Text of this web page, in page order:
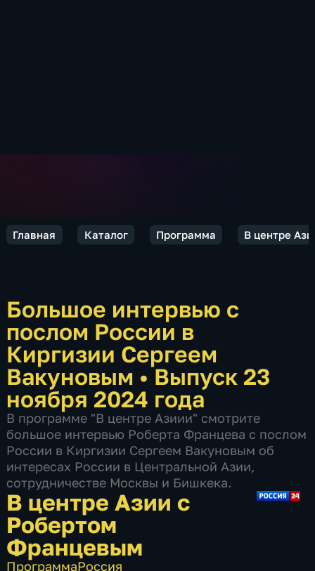
Главная Каталог Программа В центре
Большое интервью с
послом России в
Киргизии Сергеем
Вакуновым •Выпуск 23
ноября 2024 года
В программе "В центре Азиии" смотрите
большое интервью Роберта Францева с послом
России в Киргизии Сергеем Вакуновым об
интересах России в Центральной Азии,
сотрудничестве Москвы и Бишкека.
В центре Азии с
Робертом
Францевым
ПрограммаРоссия